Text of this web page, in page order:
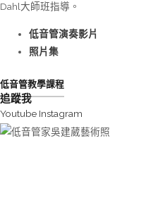
Dahl大師班指導。
低音管演奏影片
照片集
低音管教學課程
追蹤我
Youtube Instagram